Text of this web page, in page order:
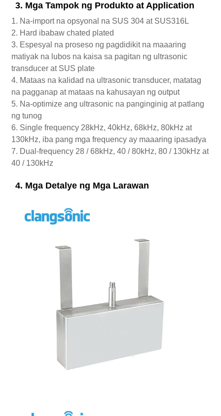
3. Mga Tampok ng Produkto at Application
1. Na-import na opsyonal na SUS 304 at SUS316L
2. Hard ibabaw chated plated
3. Espesyal na proseso ng pagdidikit na maaaring
matiyak na lubos na kaisa sa pagitan ng ultrasonic
transducer at SUS plate
4. Mataas na kalidad na ultrasonic transducer, matatag
na pagganap at mataas na kahusayan ng output
5. Na-optimize ang ultrasonic na panginginig at patlang
ng tunog
6. Single frequency 28kHz, 40kHz, 68kHz, 80kHz at
130kHz, iba pang mga frequency ay maaaring ipasadya
7. Dual-frequency 28 / 68kHz, 40 / 80kHz, 80 / 130kHz at
40 / 130kHz
4. Mga Detalye ng Mga Larawan